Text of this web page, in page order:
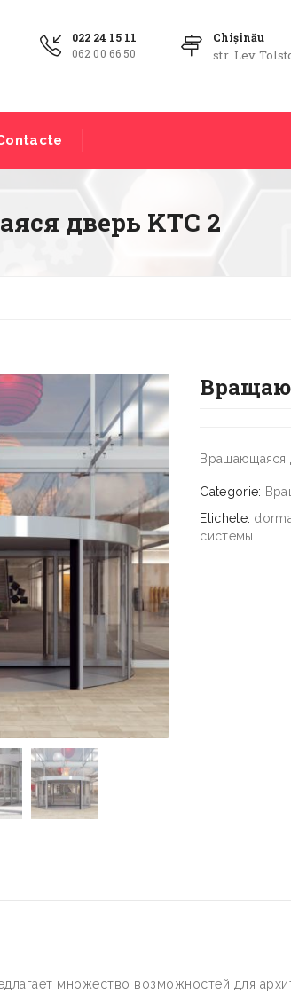
022 24 15 11
062 00 66 50
Chișinău
str. Lev
дверь KTC 2
Вращающаяся
Categorie:
Etichete:
системы
множество возможностей для